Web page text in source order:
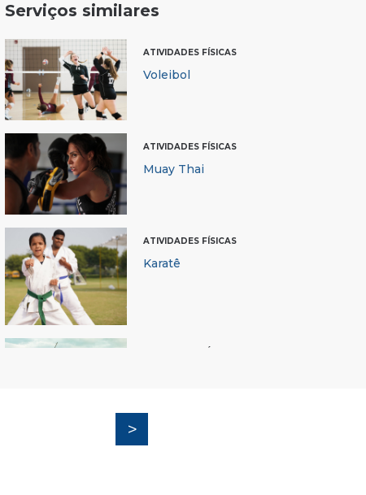
Serviços similares
ATIVIDADES FÍSICAS
Voleibol
ATIVIDADES FÍSICAS
Muay Thai
ATIVIDADES FÍSICAS
Karatê
ATIVIDADES FÍSICAS